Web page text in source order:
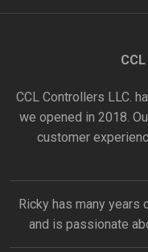
CCL Controllers LLC.
we opened in 2018.
customer
Ricky has many years
and is passionate